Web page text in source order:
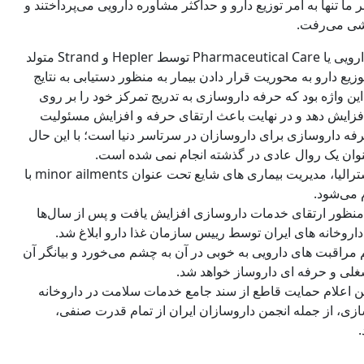
به امر توزیع دارو و حداکثر مشاوره دارویی می‌پرداختند و
می‌رفت.
در همین زمان بود که برای اولین بار مفهومی به نام مراقبت‌های دارویی یا Pharmaceutical Care توسط Hepler و Strand متولد
دارو به محوریت قرار دادن بیمار به منظور دستیابی به نتایج
واژه بود که حرفه داروسازی به تدریج تمرکز خود را بر روی
دهد و در نهایت باعث ارتقای حرفه و افزایش مسئولیت
داروسازی برای داروسازان در سرتاسر دنیا است؛ با این حال
یک روال عادی در گذشته انجام نمی شده است.
از سوی دیگر در اکثر کشورهای دنیا از جمله انگلستان، آمریکا و استرالیا، مدیریت بیماری های شایع تحت عنوان minor ailments با
منظور ارتقای خدمات داروسازی افزایش یافت و پس از سال‌ها
های دارویی به خوبی در آن به چشم می‌خورد و بیانگر آن
و حرفه ای داروساز خواهد شد.
اعلام حمایت قاطع از سند جامع خدمات سلامت در داروخانه
از جمله انجمن داروسازان ایران از تمام قدرت صنفی،